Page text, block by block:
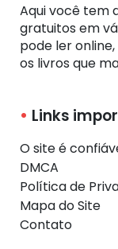
Aqui você tem
gratuitos em
pode ler
os livros que
Links
O site é
DMCA
Política de
Mapa do Site
Contato